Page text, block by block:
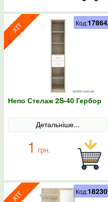
Непо Стелаж 2S-40 Гербор
Детальніше...
1 грн.
Код:17864
Код:18230